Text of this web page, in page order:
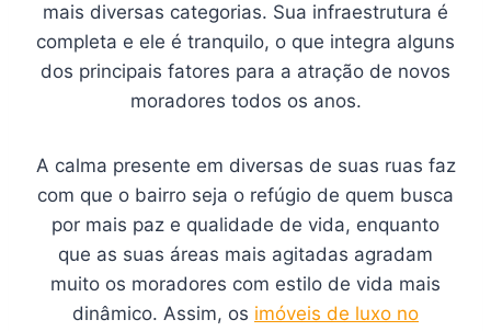
mais diversas categorias. Sua infraestrutura é
completa e ele é tranquilo, o que integra alguns
dos principais fatores para a atração de novos
moradores todos os anos.
A calma presente em diversas de suas ruas faz
com que o bairro seja o refúgio de quem busca
por mais paz e qualidade de vida, enquanto
que as suas áreas mais agitadas agradam
muito os moradores com estilo de vida mais
dinâmico. Assim, os imóveis de luxo no